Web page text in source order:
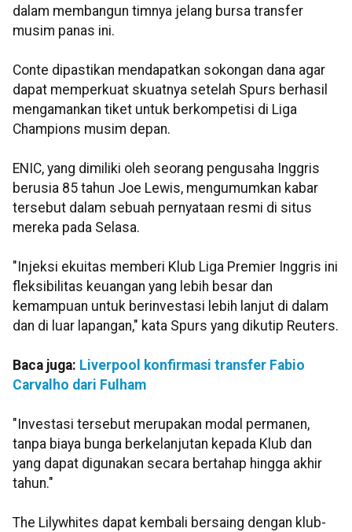
dalam membangun timnya jelang bursa transfer
musim panas ini.
Conte dipastikan mendapatkan sokongan dana agar
dapat memperkuat skuatnya setelah Spurs berhasil
mengamankan tiket untuk berkompetisi di Liga
Champions musim depan.
ENIC, yang dimiliki oleh seorang pengusaha Inggris
berusia 85 tahun Joe Lewis, mengumumkan kabar
tersebut dalam sebuah pernyataan resmi di situs
mereka pada Selasa.
"Injeksi ekuitas memberi Klub Liga Premier Inggris ini
fleksibilitas keuangan yang lebih besar dan
kemampuan untuk berinvestasi lebih lanjut di dalam
dan di luar lapangan," kata Spurs yang dikutip Reuters.
Baca juga: Liverpool konfirmasi transfer Fabio
Carvalho dari Fulham
"Investasi tersebut merupakan modal permanen,
tanpa biaya bunga berkelanjutan kepada Klub dan
yang dapat digunakan secara bertahap hingga akhir
tahun."
The Lilywhites dapat kembali bersaing dengan klub-